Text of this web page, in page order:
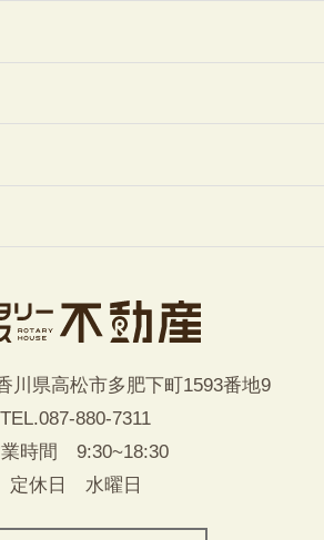
県高松市多肥下町1593番地9
TEL.087-880-7311
時間 9:30~18:30
定休日 水曜日